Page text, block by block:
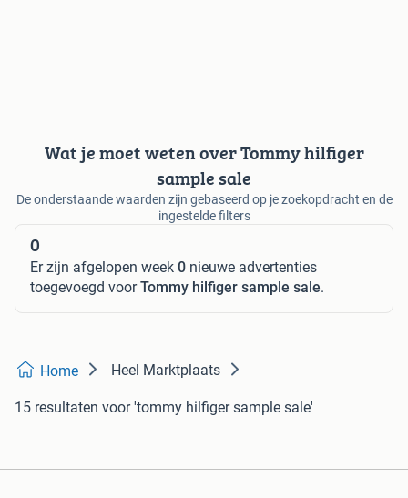
Wat je moet weten over Tommy hilfiger
sample sale
De onderstaande waarden zijn gebaseerd op je zoekopdracht en de
ingestelde filters
0
Er zijn afgelopen week 0 nieuwe advertenties
toegevoegd voorTommy hilfiger sample sale.
Home Heel Marktplaats
15 resultaten voor 'tommy hilfiger sample sale'